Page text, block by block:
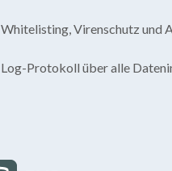
Whitelisting, Virenschutz und
Log-Protokoll über alle